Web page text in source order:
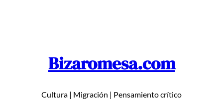
Bizaromesa.com
Cultura | Migración | Pensamiento crítico